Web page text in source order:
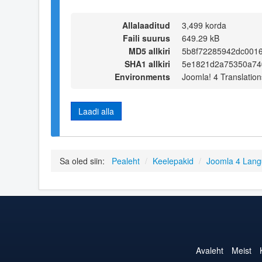
Allalaaditud
3,499 korda
Faili suurus
649.29 kB
MD5 allkiri
SHA1 allkiri
Environments
Joomla! 4
Laadi alla
Sa oled siin: Pealeht / Keelepakid / Joomla 4
Avaleht Meist